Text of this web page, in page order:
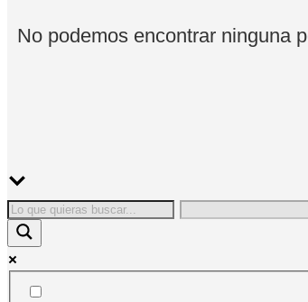
No podemos encontrar ninguna